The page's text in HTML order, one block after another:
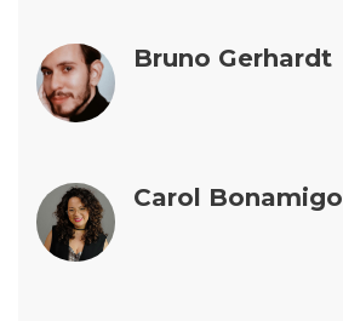
Bruno Gerhardt
Carol Bonamigo